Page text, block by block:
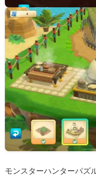
モンスターハンターパズ